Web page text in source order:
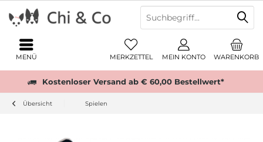
Kostenloser Versand ab € 60,00 Bestellwert*
MENÜ WARENKORB
MERKZETTEL MEIN KONTO
Übersicht Spielen